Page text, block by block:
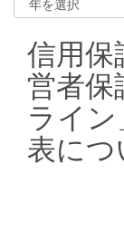
信用
営者
ライ
表につ